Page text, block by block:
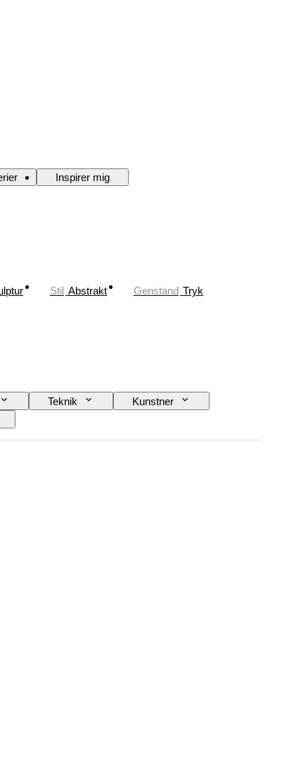
Inspirer mig
Stil Abstrakt Genstand Tryk
Teknik
Kunstner